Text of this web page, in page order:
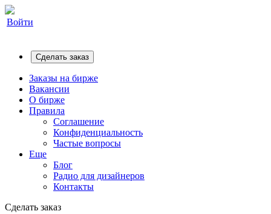
Войти
Сделать заказ
Заказы на бирже
Вакансии
О бирже
Правила
Соглашение
Конфиденциальность
Частые вопросы
Еще
Блог
Радио для дизайнеров
Контакты
Сделать заказ